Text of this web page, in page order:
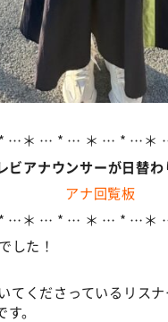
…＊ … * … ＊ … * …＊
ビアナウンサーが日替
アナ回覧板
…＊ … * … ＊ … * …＊
した！
てくださっているリス
。